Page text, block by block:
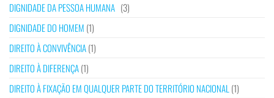
DIGNIDADE DA PESSOA HUMANA (3)
DIGNIDADE DO HOMEM (1)
DIREITO À CONVIVÊNCIA(1)
DIREITO À DIFERENÇA(1)
DIREITO À FIXAÇÃO EM QUALQUER PARTE DO TERRITÓRIO NACIONAL (1)